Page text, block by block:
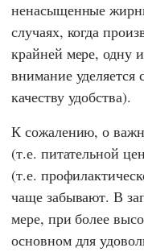
ненасыщенные
случаях, когда
крайней мере, одну
внимание уделяется
качеству удобства).
К сожалению, о
(т.е. питательной
(т.е.
чаще забывают. В
мере, при более
основном для